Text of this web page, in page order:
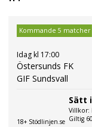
Kommande 5 matcher
Idag kl 17:00
Östersunds FK
GIF Sundsvall
18+ Stödlinjen.se
Sätt
Villkor:
Giltig